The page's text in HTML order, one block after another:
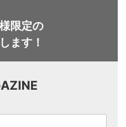
限定の
ます！